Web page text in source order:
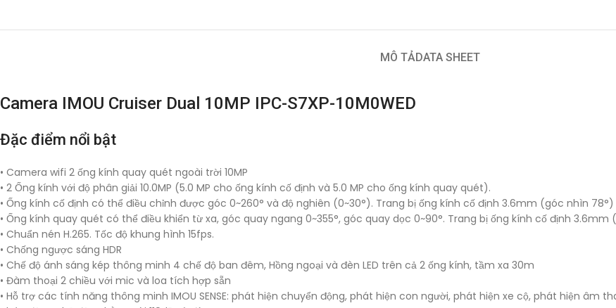
MÔ TẢDATA SHEET
Camera IMOU Cruiser Dual 10MP IPC-S7XP-10M0WED
Đặc điểm nổi bật
• Camera wifi 2 ống kính quay quét ngoài trời 10MP
• 2 Ống kính với độ phân giải 10.0MP (5.0 MP cho ống kính cố định và 5.0 MP cho ống kính quay quét).
• Ống kính cố định có thể điều chỉnh được góc 0~260° và độ nghiên (0~30°). Trang bị ống kính cố định 3.6mm (góc nhìn 78°)
• Ống kính quay quét có thể điều khiển từ xa, góc quay ngang 0~355°, góc quay dọc 0~90°. Trang bị ống kính cố định 3.6mm
• Chuẩn nén H.265. Tốc độ khung hình 15fps.
• Chống ngược sáng HDR
• Chế độ ánh sáng kép thông minh 4 chế độ ban đêm, Hồng ngoại và đèn LED trên cả 2 ống kính, tầm xa 30m
• Đàm thoại 2 chiều với mic và loa tích hợp sẵn
• Hỗ trợ các tính năng thông minh IMOU SENSE: phát hiện chuyển động, phát hiện con người, phát hiện xe cộ, phát hiện âm